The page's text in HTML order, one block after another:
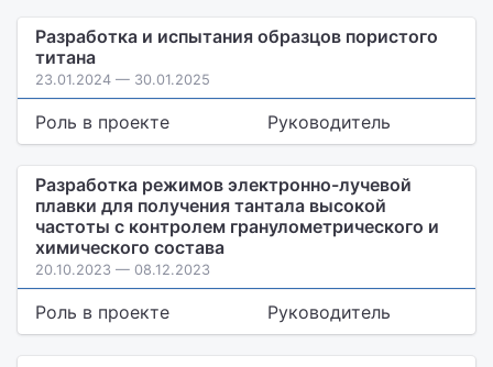
Разработка и испытания образцов пористого
титана
23.01.2024 — 30.01.2025
Роль в проекте Руководитель
Разработка режимов электронно-лучевой
плавки для получения тантала высокой
частоты с контролем гранулометрического и
химического состава
20.10.2023 — 08.12.2023
Роль в проекте Руководитель